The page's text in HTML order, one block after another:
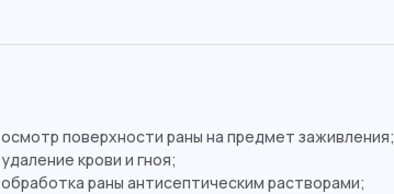
осмотр поверхности раны на предмет заживления;
удаление крови и гноя;
обработка раны антисептическим растворами;